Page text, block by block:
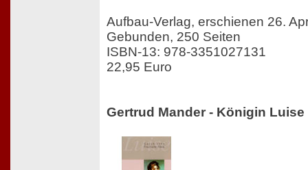
Aufbau-Verlag, erschienen 26.
Gebunden, 250 Seiten
ISBN-13: 978-3351027131
22,95 Euro
Gertrud Mander - Königin Luise